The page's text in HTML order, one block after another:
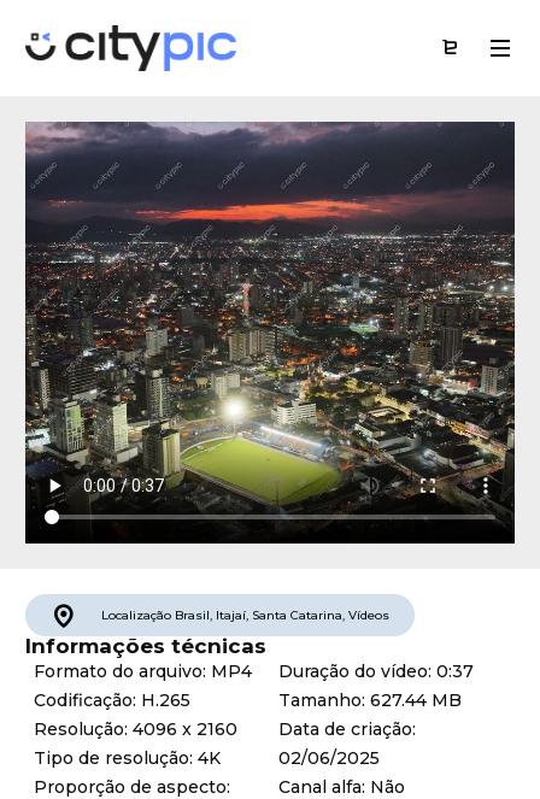
Localização Brasil, Itajaí, Santa Catarina, Vídeos
Informações técnicas
Formato do arquivo: MP4
Codificação: H.265
Resolução: 4096 x 2160
Tipo de resolução: 4K
Proporção de aspecto:
Duração do vídeo: 0:37
Tamanho: 627.44 MB
Data de criação:
02/06/2025
Canal alfa: Não